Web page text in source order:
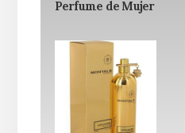
Perfume de Mujer